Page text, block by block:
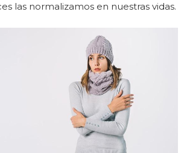
las normalizamos en nuestras vidas.